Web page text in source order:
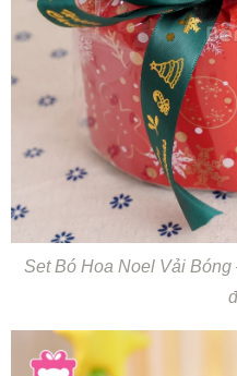
Set Bó Hoa Noel Vải